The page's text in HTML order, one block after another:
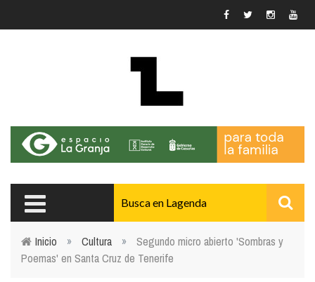
Usted está aquí
Inicio » Cultura »
Segundo micro abierto 'Sombras y
Poemas' en Santa Cruz de Tenerife